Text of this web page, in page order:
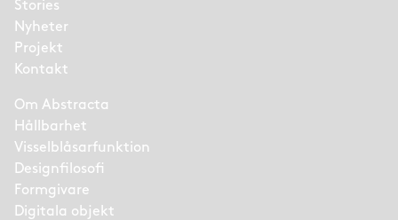
Stories
Nyheter
Projekt
Kontakt
Om Abstracta
Hållbarhet
Visselblåsarfunktion
Designfilosofi
Formgivare
Digitala objekt